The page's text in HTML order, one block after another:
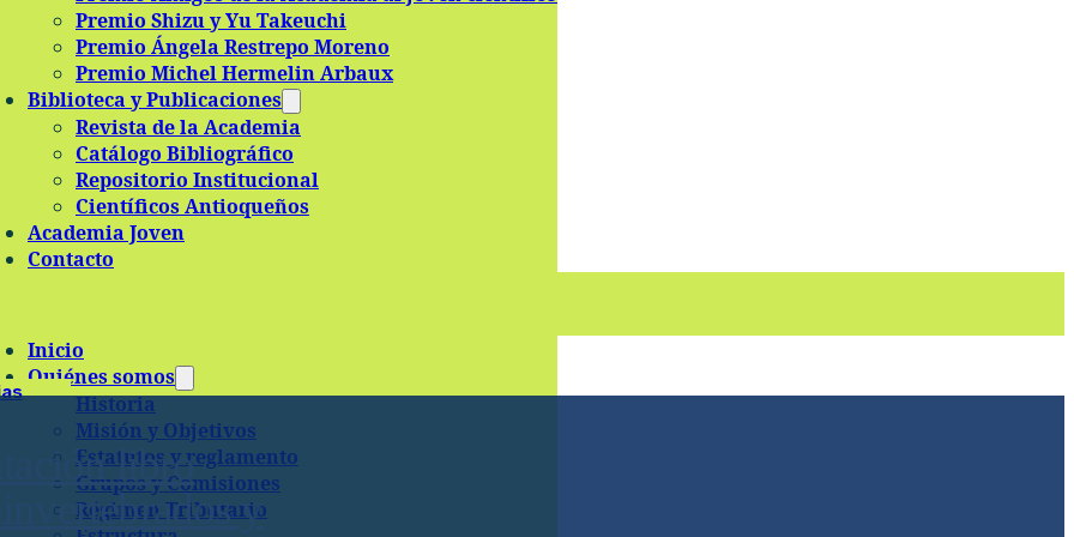
Premio Shizu y Yu Takeuchi
Premio Ángela Restrepo Moreno
Premio Michel Hermelin Arbaux
Biblioteca y Publicaciones
Revista de la Academia
Catálogo Bibliográfico
Repositorio Institucional
Científicos Antioqueños
Academia Joven
Contacto
Inicio
Quiénes somos
Historia
Misión y Objetivos
Estatutos y reglamento
Grupos y Comisiones
Régimen Tributario
libro
y